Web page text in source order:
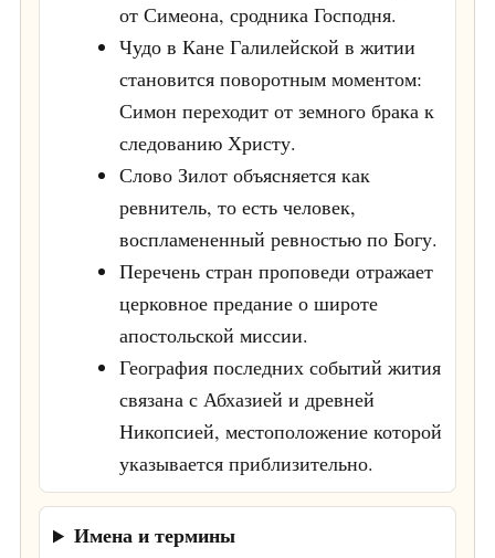
от Симеона, сродника Господня.
Чудо в Кане Галилейской в житии
становится поворотным моментом:
Симон переходит от земного брака к
следованию Христу.
Слово Зилот объясняется как
ревнитель, то есть человек,
воспламененный ревностью по Богу.
Перечень стран проповеди отражает
церковное предание о широте
апостольской миссии.
География последних событий жития
связана с Абхазией и древней
Никопсией, местоположение которой
указывается приблизительно.
Имена и термины